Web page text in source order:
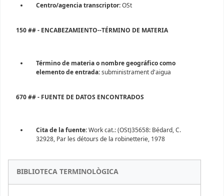
BIBLIOTECA TERMINOLÒGICA
Centro/agencia transcriptor:OSt
150 ## - ENCABEZAMIENTO--TÉRMINO DE MATERIA
Término de materia o nombre geográfico como
elemento de entrada:subministrament d'aigua
670 ## - FUENTE DE DATOS ENCONTRADOS
Cita de la fuente:Work cat.: (OSt)35658: Bédard, C.
32928, Par les détours de la robinetterie, 1978